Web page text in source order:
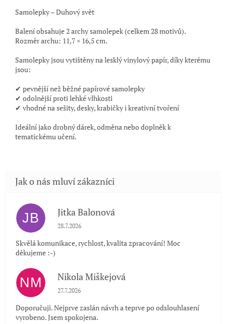
Samolepky – Duhový svět
Balení obsahuje 2 archy samolepek (celkem 28 motivů).
Rozměr archu: 11,7 × 16,5 cm.
Samolepky jsou vytištěny na lesklý vinylový papír, díky kterému
jsou:
✔ pevnější než běžné papírové samolepky
✔ odolnější proti lehké vlhkosti
✔ vhodné na sešity, desky, krabičky i kreativní tvoření
Ideální jako drobný dárek, odměna nebo doplněk k
tematickému učení.
JB Jitka Balonová
Hodnocení obchodu je 5 z 5 hvězdiček.
28.7.2026
Skvělá komunikace, rychlost, kvalita zpracování! Moc
děkujeme :-)
NM Nikola Miškejová
Hodnocení obchodu je 5 z 5 hvězdiček.
27.7.2026
Doporučuji. Nejprve zaslán návrh a teprve po odslouhlasení
vyrobeno. Jsem spokojena.